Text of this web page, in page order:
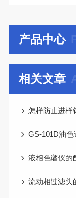
产品中心
相关文章
怎样防止进样
GS-101D油色
液相色谱仪的
流动相过滤头